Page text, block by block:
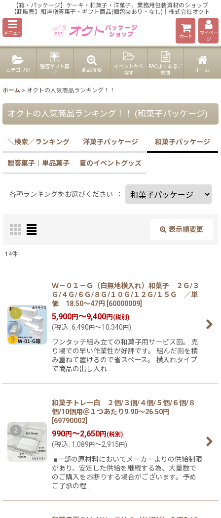
【箱・パッケージ】ケーキ・和菓子・洋菓子、業務用包装資材のショップ
【卸販売】和洋贈答菓子・ギフト商品(個包装あり・なし)｜株式会社オクト
メニュー
カート
マイペー
ジ
カテゴリ別
贈答ギフト菓
子
商品検索
イベントから
探す
FAQよくあるご
質問
ホーム
ホーム > オクトの人気商品ランキング！！
オクトの人気商品ランキング！！ (和菓子パッケージ)
＼検索／ランキング 洋菓子パッケージ 和菓子パッケージ
贈答菓子｜単品菓子 夏のイベントグッズ
各種ランキングをお選びください ：
表示順変更
絞り込む
14件
1
Ｗ－０１－Ｇ（白無地横入れ）和菓子 ２Ｇ/３
Ｇ/４Ｇ/６Ｇ/８Ｇ/１０Ｇ/１２Ｇ/１５Ｇ ／単
価 18.50〜47円
60000009
5,900円～9,400円 (税別)
(税込: 6,490 円 ～10,340 円 )
ワンタッチ組み立ての和菓子用サービス函。 売
り場での早い作業性が好評です。 組んだ函を積
み重ねて置けるので省スペース。 横入れタイプ
で商品の出し入れ…
2
和菓子トレー白 ２個/３個/４個/５個/６個/８
個/10個用＠１つあたり9.90〜26.50円
69790002
990円～2,650円 (税別)
(税込: 1,089 円 ～2,915 円 )
■一部の原材料においてメーカーよりの供給制限
があり、安定した供給を継続する為、大量数で
のご購入をお断りする場合がございます。予め
ご了承の程…